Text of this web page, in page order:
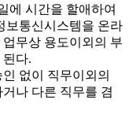
에 시간을 할애하여
보통신시스템을 온라
무상 용도이외의 부
다.
없이 직무이외의
나 다른 직무를 겸